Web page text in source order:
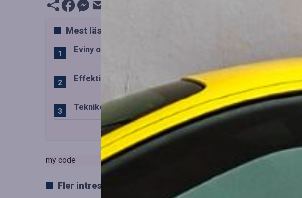
Mest lästa
Eviny och Statkraft förenar snabbladdningstjänster i Norden
Effektiv drift av trafiktekniska system i Sverige
Teknikens roll i den svenska spelupplevelsen
my code
Fler intressanta artiklar